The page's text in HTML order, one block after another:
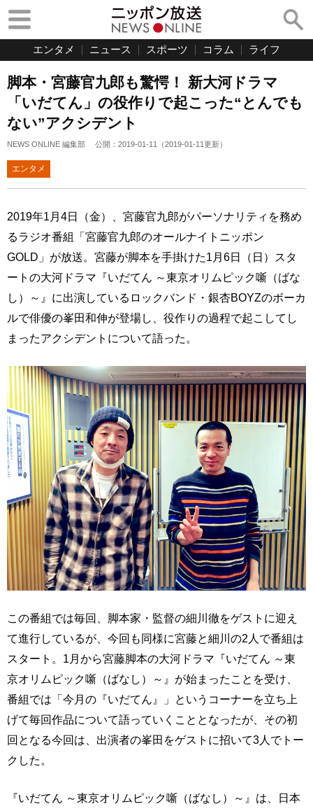
エンタメ ニュース スポーツ コラム ライフ
脚本・宮藤官九郎も驚愕！ 新大河ドラマ
「いだてん」の役作りで起こった“とんでも
ない”アクシデント
NEWS ONLINE 編集部 公開： 2019-01-11 （2019-01-11更新）
エンタメ
2019年1月4日（金）、宮藤官九郎がパーソナリティを務め
るラジオ番組「宮藤官九郎のオールナイトニッポン
GOLD」が放送。宮藤が脚本を手掛けた1月6日（日）スタ
ートの大河ドラマ『いだてん ～東京オリムピック噺（ばな
し）～』に出演しているロックバンド・銀杏BOYZのボーカ
ルで俳優の峯田和伸が登場し、役作りの過程で起こしてし
まったアクシデントについて語った。
この番組では毎回、脚本家・監督の細川徹をゲストに迎え
て進行しているが、今回も同様に宮藤と細川の2人で番組は
スタート。1月から宮藤脚本の大河ドラマ『いだてん ～東
京オリムピック噺（ばなし）～』が始まったことを受け、
番組では「今月の『いだてん』」というコーナーを立ち上
げて毎回作品について語っていくこととなったが、その初
回となる今回は、出演者の峯田をゲストに招いて3人でトー
クした。
『いだてん ～東京オリムピック噺（ばなし）～』は、日本